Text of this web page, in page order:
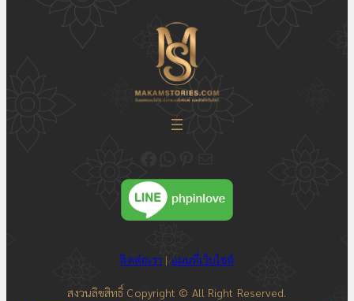
ติดต่อเรา | แผนที่เว็บไซต์
สงวนลิขสิทธิ์ Copyright © All Right Reserved.